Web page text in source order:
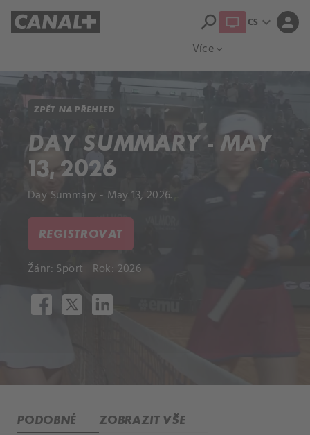
Více expand_more
search CS expand_more person
ZPĚT NA PŘEHLED
DAY SUMMARY - MAY
13, 2026
Day Summary - May 13, 2026.
REGISTROVAT
Žánr:Sport Rok: 2026
PODOBNÉ ZOBRAZIT VŠE